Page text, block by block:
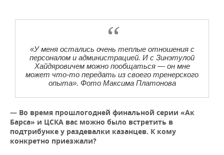
«У меня остались очень теплые отношения с
персоналом и администрацией. И с Зинэтулой
Хайдяровичем можно пообщаться — он мне
может что-то передать из своего тренерского
опыта». Фото Максима Платонова
— Во время прошлогодней финальной серии «Ак
Барса» и ЦСКА вас можно было встретить в
подтрибунке у раздевалки казанцев. К кому
конкретно приезжали?